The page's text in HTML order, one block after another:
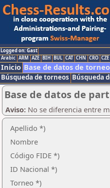
Logged on: Gast
Arabic ARM AZE BIH BUL CAT CHN CRO CZE
Inicio Base de datos de
Búsqueda de torneos Búsqueda
Base de datos de
Aviso: No se diferencia entre
Apellido *)
Nombre
Código FIDE *)
ID Nacional *)
Torneo *)